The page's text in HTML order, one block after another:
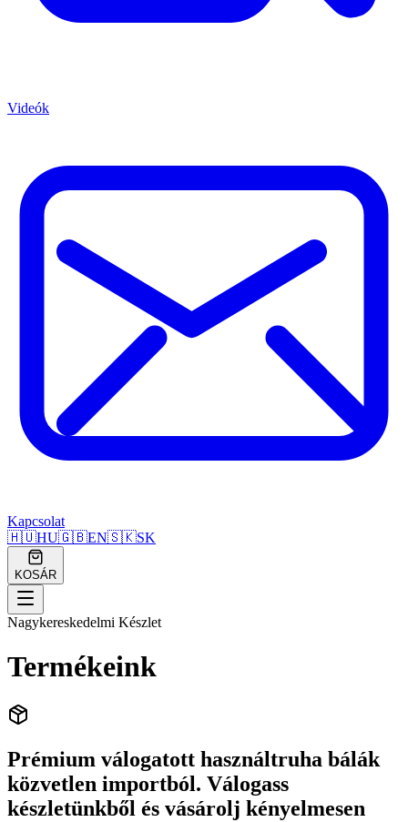
Videók
Kapcsolat
🇭🇺HU🇬🇧EN🇸🇰SK
KOSÁR
Nagykereskedelmi Készlet
Termékeink
Prémium válogatott használtruha bálák
közvetlen importból. Válogass
készletünkből és vásárolj kényelmesen